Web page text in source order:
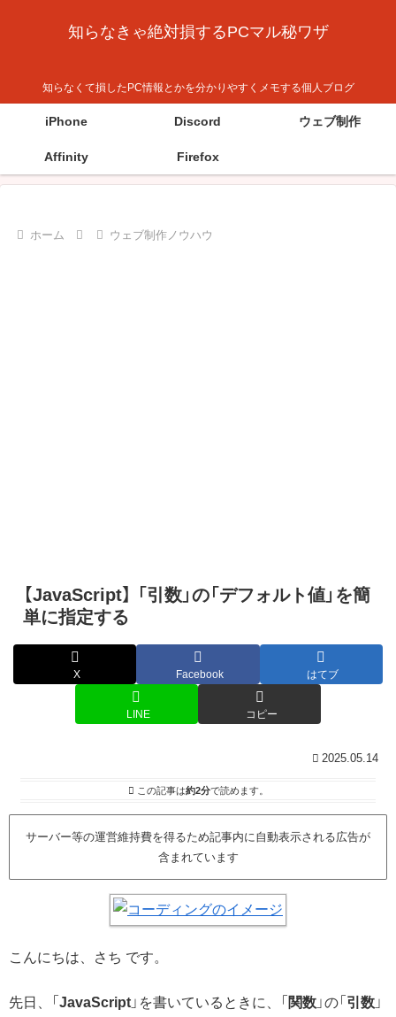
知らなきゃ絶対損するPCマル秘ワザ
知らなくて損したPC情報とかを分かりやすくメモする個人ブログ
iPhone Discord ウェブ制作
Affinity Firefox
ホーム ウェブ制作ノウハウ
【JavaScript】 「引数」の「デフォルト値」を簡
単に指定する
X Facebook はてブ
LINE コピー
2025.05.14
この記事は約2分で読めます。
サーバー等の運営維持費を得るため記事内に自動表示される広告が
含まれています
こんにちは、さち です。
先日、「 JavaScript 」を書いているときに、「 関数 」の「 引数 」